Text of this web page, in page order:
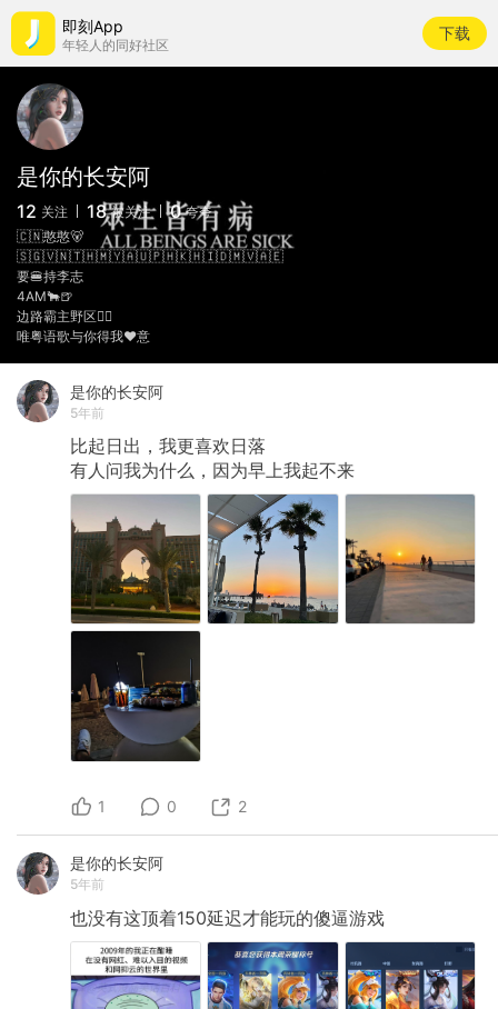
即刻App
年轻人的同好社区
下载
是你的长安阿
12 关注 18 被关注 0 夸夸
🇨🇳憨憨🐻
🇸🇬🇻🇳🇹🇭🇲🇾🇦🇺🇵🇭🇰🇭🇮🇩🇲🇻🇦🇪
要🍔持李志
4AM🐂🍺
边路霸主野区🦹‍♀️
唯粤语歌与你得我❤️意
是你的长安阿
5年前
比起日出，我更喜欢日落
有人问我为什么，因为早上我起不来
1 0 2
是你的长安阿
5年前
也没有这顶着150延迟才能玩的傻逼游戏